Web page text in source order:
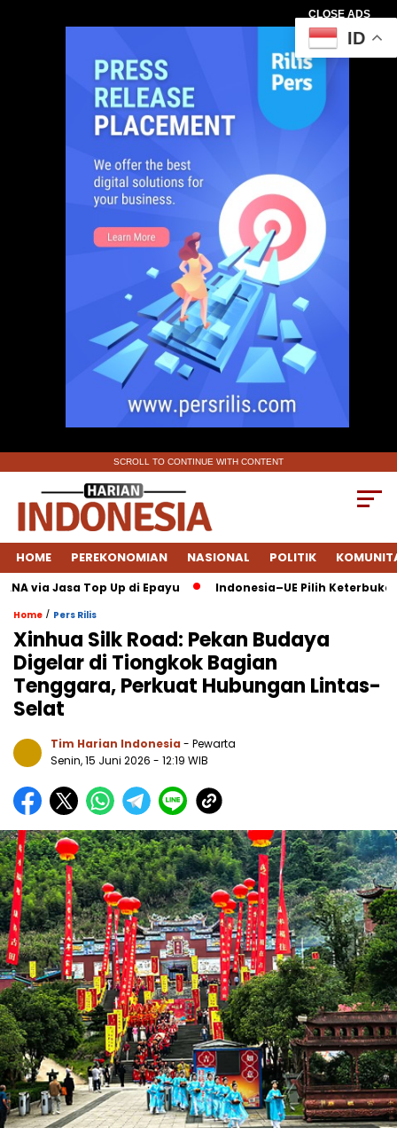
CLOSE ADS
SCROLL TO CONTINUE WITH CONTENT
HOME PEREKONOMIAN NASIONAL POLITIK
Jasa Top Up di Epayu Indonesia–UE Pilih Keterbukaan:
Home / Pers Rilis
Xinhua Silk Road: Pekan Budaya
Digelar di Tiongkok Bagian
Tenggara, Perkuat Hubungan Lintas-
Selat
Tim Harian Indonesia - Pewarta
Senin, 15 Juni 2026 - 12:19 WIB
ID